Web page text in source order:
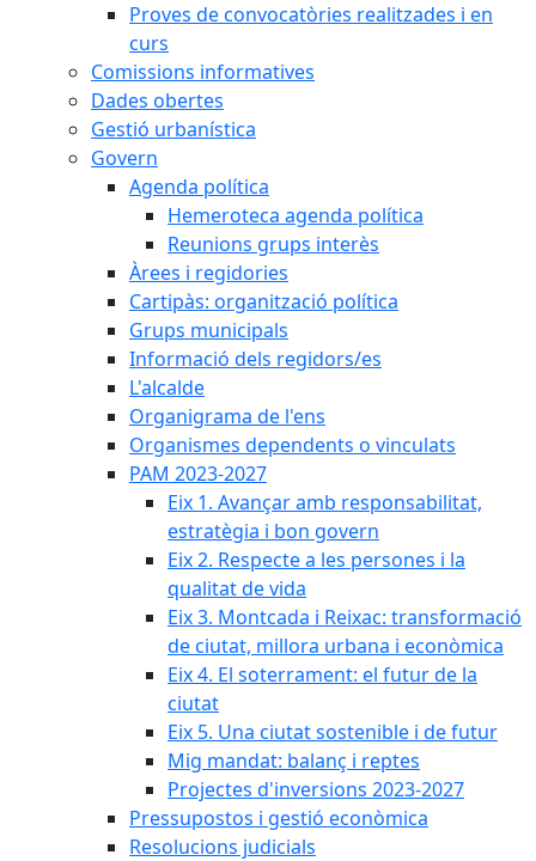
Proves de convocatòries realitzades i en
curs
Comissions informatives
Dades obertes
Gestió urbanística
Govern
Agenda política
Hemeroteca agenda política
Reunions grups interès
Àrees i regidories
Cartipàs: organització política
Grups municipals
Informació dels regidors/es
L'alcalde
Organigrama de l'ens
Organismes dependents o vinculats
PAM 2023-2027
Eix 1. Avançar amb responsabilitat,
estratègia i bon govern
Eix 2. Respecte a les persones i la
qualitat de vida
Eix 3. Montcada i Reixac: transformació
de ciutat, millora urbana i econòmica
Eix 4. El soterrament: el futur de la
ciutat
Eix 5. Una ciutat sostenible i de futur
Mig mandat: balanç i reptes
Projectes d'inversions 2023-2027
Pressupostos i gestió econòmica
Resolucions judicials